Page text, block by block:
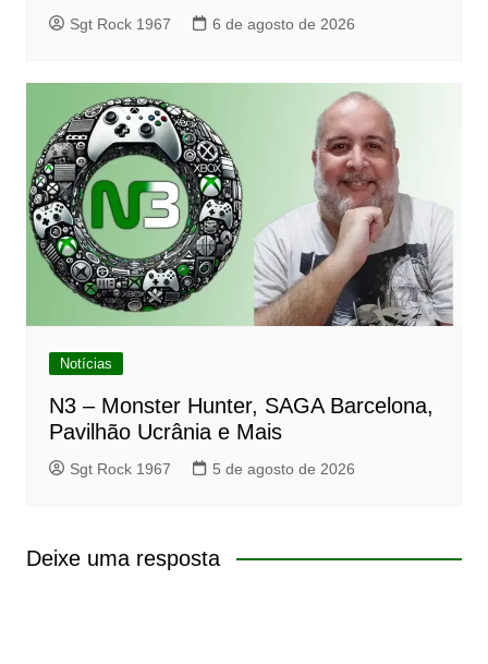
Sgt Rock 1967 6 de agosto de 2026
Notícias
N3 – Monster Hunter, SAGA Barcelona,
Pavilhão Ucrânia e Mais
Sgt Rock 1967 5 de agosto de 2026
Deixe uma resposta